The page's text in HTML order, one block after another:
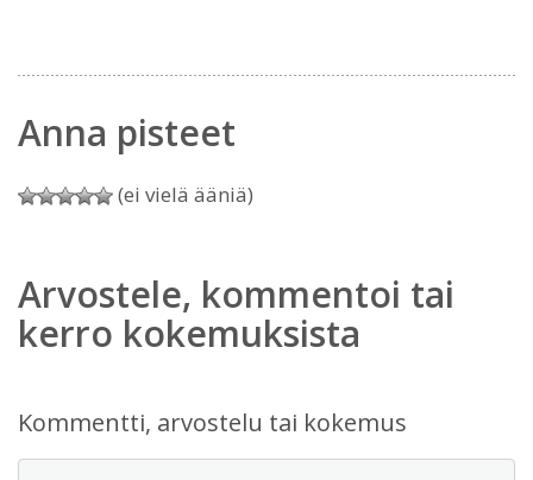
Anna pisteet
(ei vielä ääniä)
Arvostele, kommentoi tai
kerro kokemuksista
Kommentti, arvostelu tai kokemus